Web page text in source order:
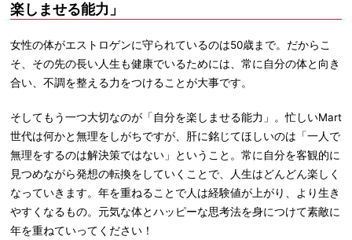
楽しませる能力」
女性の体がエストロゲンに守られているのは50歳まで。だからこ
そ、その先の長い人生も健康でいるためには、常に自分の体と向き
合い、不調を整える力をつけることが大事です。
そしてもう一つ大切なのが「自分を楽しませる能力」。忙しいMart
世代は何かと無理をしがちですが、肝に銘じてほしいのは「一人で
無理をするのは解決策ではない」ということ。常に自分を客観的に
見つめながら発想の転換をしていくことで、人生はどんどん楽しく
なっていきます。年を重ねることで人は経験値が上がり、より生き
やすくなるもの。元気な体とハッピーな思考法を身につけて素敵に
年を重ねていってください！